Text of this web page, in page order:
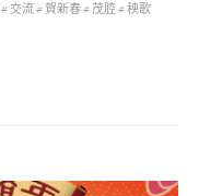
# 交流# 賀新春# 茂腔# 秧歌